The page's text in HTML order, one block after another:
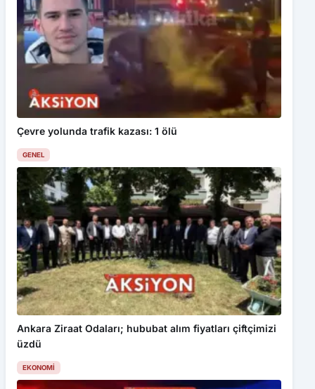
Çevre yolunda trafik kazası: 1 ölü
GENEL
Ankara Ziraat Odaları; hububat alım fiyatları çiftçimizi
üzdü
EKONOMI